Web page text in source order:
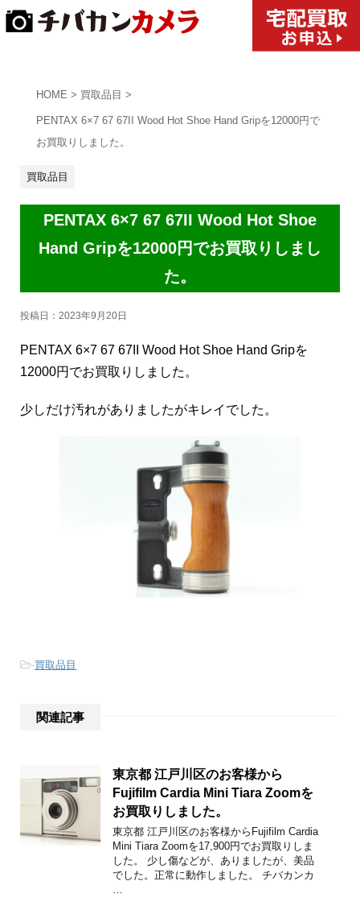
HOME > 買取品目 >
PENTAX 6×7 67 67II Wood Hot Shoe Hand Gripを12000円で
お買取りしました。
買取品目
PENTAX 6×7 67 67II Wood Hot Shoe
Hand Gripを12000円でお買取りしまし
た。
投稿日： 2023年9月20日
PENTAX 6×7 67 67II Wood Hot Shoe Hand Gripを
12000円でお買取りしました。
少しだけ汚れがありましたがキレイでした。
-買取品目
関連記事
東京都 江戸川区のお客様から
Fujifilm Cardia Mini Tiara Zoomを
お買取りしました。
東京都 江戸川区のお客様からFujifilm Cardia
Mini Tiara Zoomを17,900円でお買取りしま
した。 少し傷などが、ありましたが、美品
でした。正常に動作しました。 チバカンカ